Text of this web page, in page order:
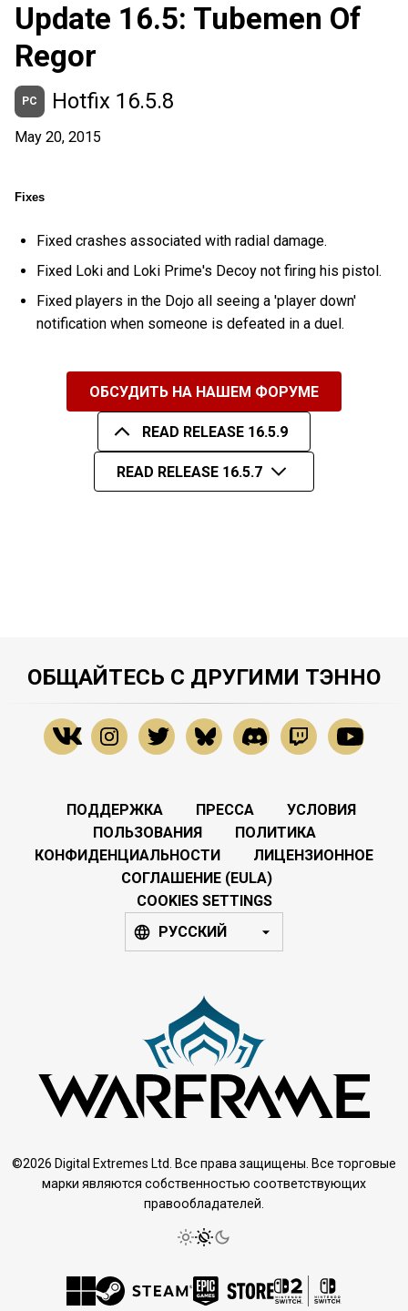
Update 16.5: Tubemen Of
Regor
PC Hotfix 16.5.8
May 20, 2015
Fixes
Fixed crashes associated with radial damage.
Fixed Loki and Loki Prime's Decoy not firing his pistol.
Fixed players in the Dojo all seeing a 'player down'
notification when someone is defeated in a duel.
ОБСУДИТЬ НА НАШЕМ ФОРУМЕ
READ RELEASE 16.5.9
READ RELEASE 16.5.7
ОБЩАЙТЕСЬ С ДРУГИМИ ТЭННО
ПОДДЕРЖКА ПРЕССА
УСЛОВИЯ
ПОЛЬЗОВАНИЯ
ПОЛИТИКА
КОНФИДЕНЦИАЛЬНОСТИ
ЛИЦЕНЗИОННОЕ
СОГЛАШЕНИЕ (EULA)
COOKIES SETTINGS
РУССКИЙ
©2026 Digital Extremes Ltd. Все права защищены. Все торговые
марки являются собственностью соответствующих
правообладателей.